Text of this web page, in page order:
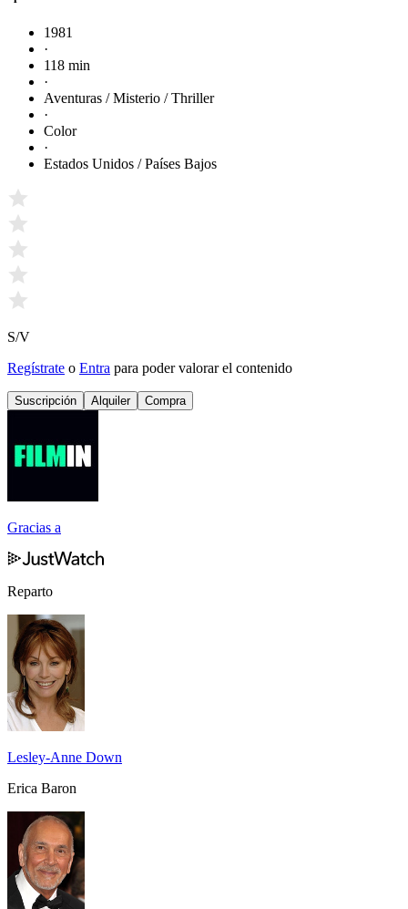
1981
·
118 min
·
Aventuras / Misterio / Thriller
·
Color
·
Estados Unidos / Países Bajos
S/V
Regístrate o Entra para poder valorar el contenido
Suscripción Alquiler Compra
Gracias a
Reparto
Lesley-Anne Down
Erica Baron